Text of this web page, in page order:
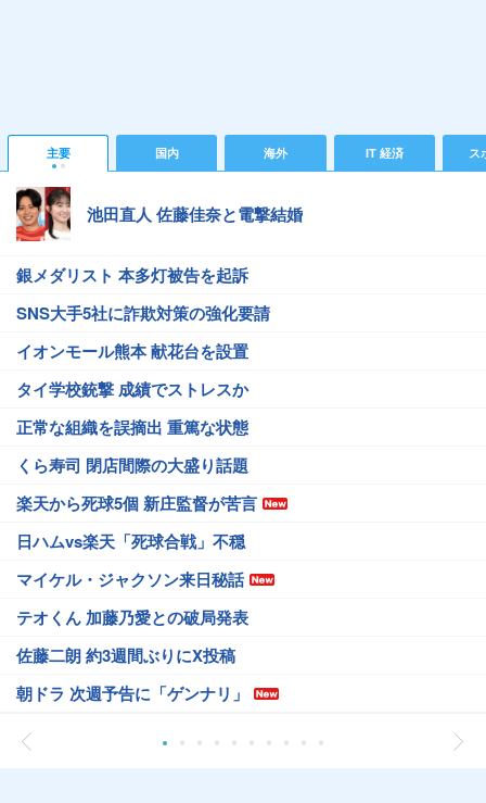
主要 国内 海外 IT 経済 ス
池田直人 佐藤佳奈と電撃結婚
銀メダリスト 本多灯被告を起訴
SNS大手5社に詐欺対策の強化要請
イオンモール熊本 献花台を設置
タイ学校銃撃 成績でストレスか
正常な組織を誤摘出 重篤な状態
くら寿司 閉店間際の大盛り話題
楽天から死球5個 新庄監督が苦言
日ハムvs楽天「死球合戦」不穏
マイケル・ジャクソン来日秘話
テオくん 加藤乃愛との破局発表
佐藤二朗 約3週間ぶりにX投稿
朝ドラ 次週予告に「ゲンナリ」